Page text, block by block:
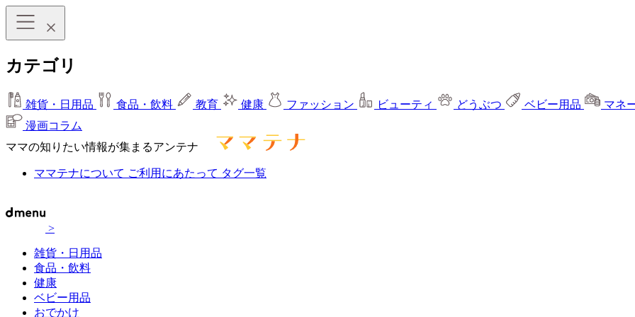
カテゴリ
雑貨・日用品 食品・飲料 教育 健康 ファッション ビューティ どうぶつ ベビー用品 マネ
漫画コラム
ママの知りたい情報が集まるアンテナ
ママテナについて ご利用にあたって タグ一覧
>
雑貨・日用品
食品・飲料
健康
ベビー用品
おでかけ